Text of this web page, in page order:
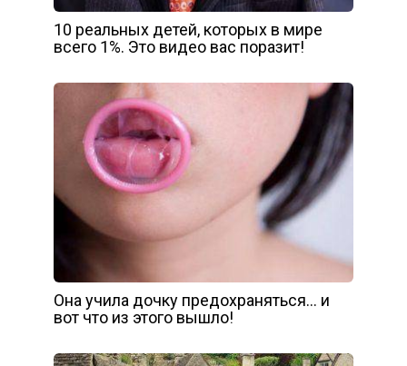
10 реальных детей, которых в мире
всего 1%. Это видео вас поразит!
Она учила дочку предохраняться… и
вот что из этого вышло!